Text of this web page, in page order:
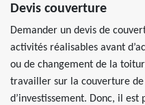
Devis couverture
Demander un devis de
activités réalisables avant
ou de changement de la
travailler sur la couverture
d’investissement. Donc, il